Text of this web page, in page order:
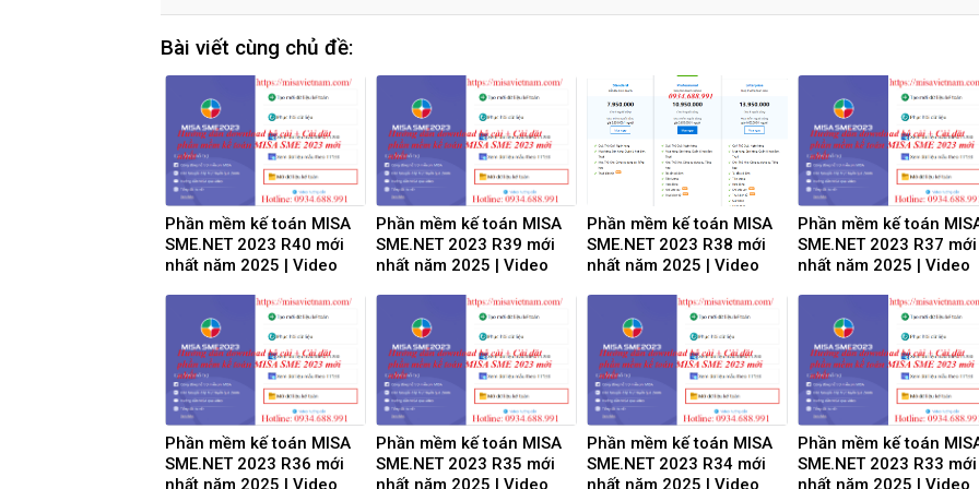
Bài viết cùng chủ đề:
Phần mềm kế toán MISA
SME.NET 2023 R40 mới
nhất năm 2025 | Video
Phần mềm kế toán MISA
SME.NET 2023 R39 mới
nhất năm 2025 | Video
Phần mềm kế toán MISA
SME.NET 2023 R38 mới
nhất năm 2025 | Video
Phần mềm kế toán
SME.NET 2023 R37 mới
nhất năm 2025 | Video
Phần mềm kế toán MISA
SME.NET 2023 R36 mới
nhất năm 2025 | Video
Phần mềm kế toán MISA
SME.NET 2023 R35 mới
nhất năm 2025 | Video
Phần mềm kế toán MISA
SME.NET 2023 R34 mới
nhất năm 2025 | Video
Phần mềm kế toán
SME.NET 2023 R33 mới
nhất năm 2025 | Video